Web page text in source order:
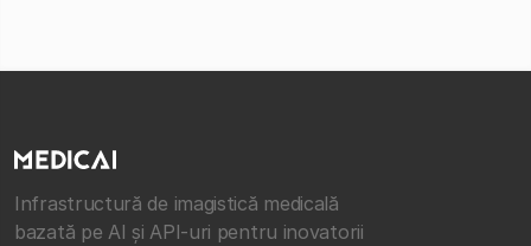
Infrastructură de imagistică medicală
bazată pe AI și API-uri pentru inovatorii